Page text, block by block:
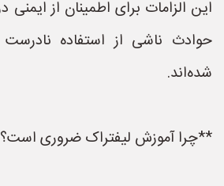
این الزامات برای اطمینان از
حوادث ناشی از استفاده
شده‌اند.
**چرا آموزش لیفتراک ضروری